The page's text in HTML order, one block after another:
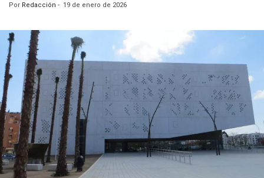
Por Redacción - 19 de enero de 2026